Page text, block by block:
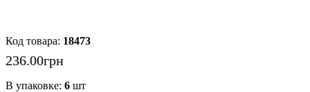
18473
236.00грн
В упаковке: 6 шт